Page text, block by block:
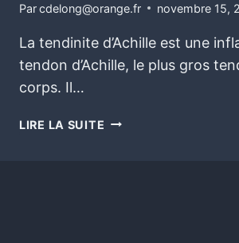
Parcdelong@orange.fr novembre 15,
La tendinite d’Achille est une
tendon d’Achille, le plus gros
corps. Il…
LIRE LA SUITE